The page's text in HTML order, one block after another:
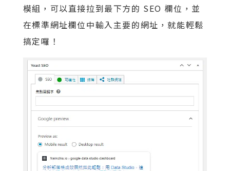
模組，可以直接拉到最下方的 SEO 欄位，並
在標準網址欄位中輸入主要的網址，就能輕鬆
搞定囉！